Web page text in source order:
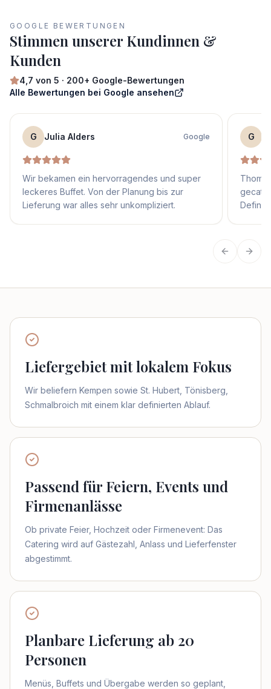
GOOGLE BEWERTUNGEN
Stimmen unserer Kundinnen &
Kunden
4,7 von 5 · 200+ Google-Bewertungen
Alle Bewertungen bei Google ansehen
G Julia Alders Google
Wir bekamen ein hervorragendes und super
leckeres Buffet. Von der Planung bis zur
Lieferung war alles sehr unkompliziert.
G
Vorherige
Liefergebiet mit lokalem Fokus
Wir beliefern Kempen sowie St. Hubert, Tönisberg,
Schmalbroich mit einem klar definierten Ablauf.
Passend für Feiern, Events und
Firmenanlässe
Ob private Feier, Hochzeit oder Firmenevent: Das
Catering wird auf Gästezahl, Anlass und Lieferfenster
abgestimmt.
Planbare Lieferung ab 20
Personen
Menüs, Buffets und Übergabe werden so geplant,